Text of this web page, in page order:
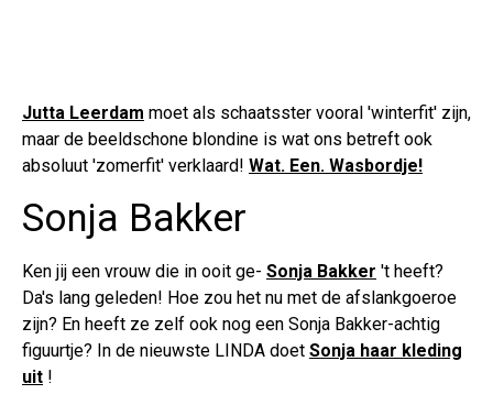
Jutta Leerdam moet als schaatsster vooral 'winterfit' zijn,
maar de beeldschone blondine is wat ons betreft ook
absoluut 'zomerfit' verklaard! Wat. Een. Wasbordje!
Sonja Bakker
Ken jij een vrouw die in ooit ge- Sonja Bakker 't heeft?
Da's lang geleden! Hoe zou het nu met de afslankgoeroe
zijn? En heeft ze zelf ook nog een Sonja Bakker-achtig
figuurtje? In de nieuwste LINDA doet Sonja haar kleding
uit !